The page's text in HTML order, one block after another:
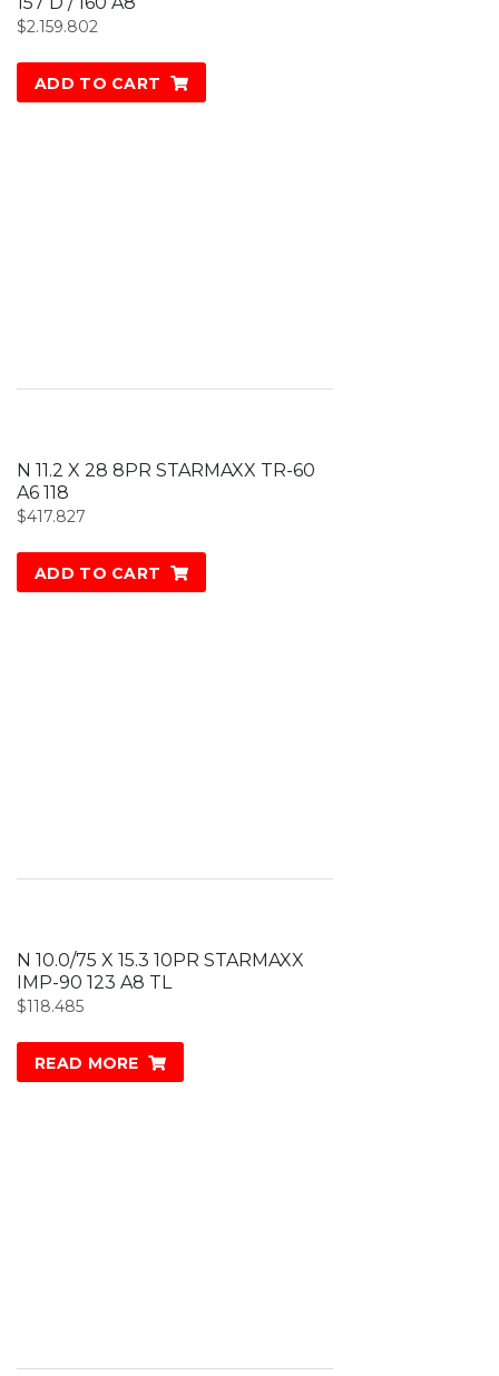
$2.159.802
ADD TO CART
N 11.2 X 28 8PR STARMAXX TR-60
A6 118
$417.827
ADD TO CART
N 10.0/75 X 15.3 10PR STARMAXX
IMP-90 123 A8 TL
$118.485
READ MORE